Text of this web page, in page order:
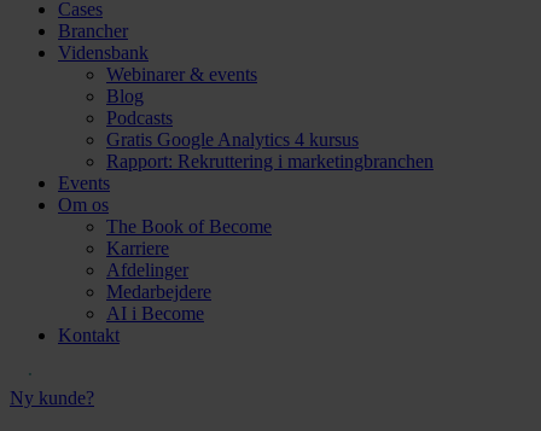
Cases
Brancher
Vidensbank
Webinarer & events
Blog
Podcasts
Gratis Google Analytics 4 kursus
Rapport: Rekruttering i marketingbranchen
Events
Om os
The Book of Become
Karriere
Afdelinger
Medarbejdere
AI i Become
Kontakt
Ny kunde?